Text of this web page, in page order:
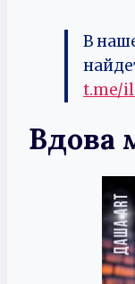
В
t.me/
Вдова